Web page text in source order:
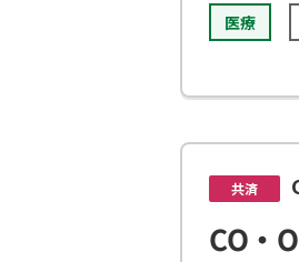
医療
共済
CO・